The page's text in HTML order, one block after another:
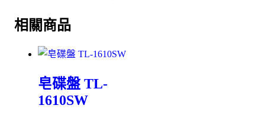
相關商品
皂碟盤 TL-
1610SW